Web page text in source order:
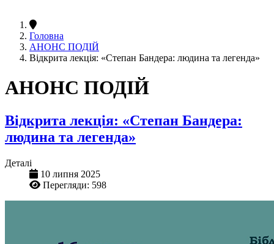
Головна
АНОНС ПОДІЙ
Відкрита лекція: «Степан Бандера: людина та легенда»
АНОНС ПОДІЙ
Відкрита лекція: «Степан Бандера:
людина та легенда»
Деталі
10 липня 2025
Перегляди: 598